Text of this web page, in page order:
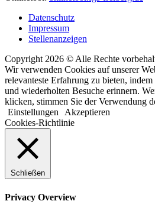
Datenschutz
Impressum
Stellenanzeigen
Copyright 2026 © Alle Rechte
Wir verwenden Cookies auf unserer
relevanteste Erfahrung zu bieten,
und wiederholten Besuche erinnern.
klicken, stimmen Sie der Verwendung
Einstellungen Akzeptieren
Cookies-Richtlinie
Schließen
Privacy Overview